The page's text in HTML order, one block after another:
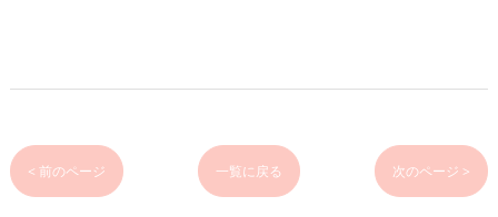
< 前のページ 一覧に戻る 次のページ >